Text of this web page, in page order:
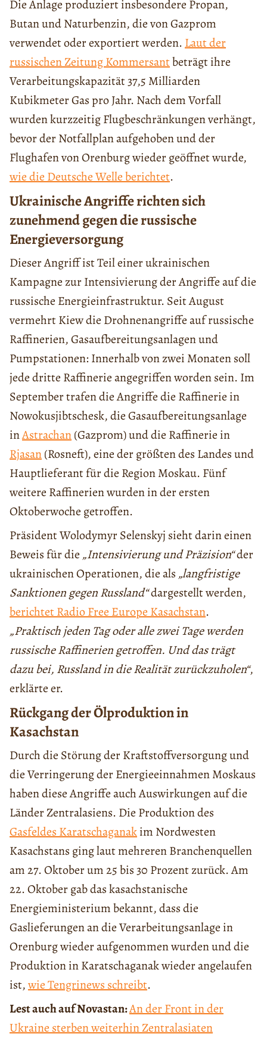
Die Anlage produziert insbesondere Propan,
Butan und Naturbenzin, die von Gazprom
verwendet oder exportiert werden. Laut der
russischen Zeitung Kommersantbeträgt ihre
Verarbeitungskapazität 37,5 Milliarden
Kubikmeter Gas pro Jahr. Nach dem Vorfall
wurden kurzzeitig Flugbeschränkungen verhängt,
bevor der Notfallplan aufgehoben und der
Flughafen von Orenburg wieder geöffnet wurde,
wie die Deutsche Welle berichtet.
Ukrainische Angriffe richten sich
zunehmend gegen die russische
Energieversorgung
Dieser Angriff ist Teil einer ukrainischen
Kampagne zur Intensivierung der Angriffe auf die
russische Energieinfrastruktur. Seit August
vermehrt Kiew die Drohnenangriffe auf russische
Raffinerien, Gasaufbereitungsanlagen und
Pumpstationen: Innerhalb von zwei Monaten soll
jede dritte Raffinerie angegriffen worden sein. Im
September trafen die Angriffe die Raffinerie in
Nowokusjibtschesk, die Gasaufbereitungsanlage
inAstrachan(Gazprom) und die Raffinerie in
Rjasan(Rosneft), eine der größten des Landes und
Hauptlieferant für die Region Moskau. Fünf
weitere Raffinerien wurden in der ersten
Oktoberwoche getroffen.
Präsident Wolodymyr Selenskyj sieht darin einen
Beweis für die „Intensivierung und Präzision“der
ukrainischen Operationen, die als „langfristige
Sanktionen gegen Russland“dargestellt werden,
berichtet Radio Free Europe Kasachstan.
„Praktisch jeden Tag oder alle zwei Tage werden
russische Raffinerien getroffen. Und das trägt
dazu bei, Russland in die Realität zurückzuholen“,
erklärte er.
Rückgang der Ölproduktion in
Kasachstan
Durch die Störung der Kraftstoffversorgung und
die Verringerung der Energieeinnahmen Moskaus
haben diese Angriffe auch Auswirkungen auf die
Länder Zentralasiens. Die Produktion des
Gasfeldes Karatschaganakim Nordwesten
Kasachstans ging laut mehreren Branchenquellen
am 27. Oktober um 25 bis 30 Prozent zurück. Am
22. Oktober gab das kasachstanische
Energieministerium bekannt, dass die
Gaslieferungen an die Verarbeitungsanlage in
Orenburg wieder aufgenommen wurden und die
Produktion in Karatschaganak wieder angelaufen
ist,wie Tengrinews schreibt.
Lest auch auf Novastan:An der Front in der
Ukraine sterben weiterhin Zentralasiaten